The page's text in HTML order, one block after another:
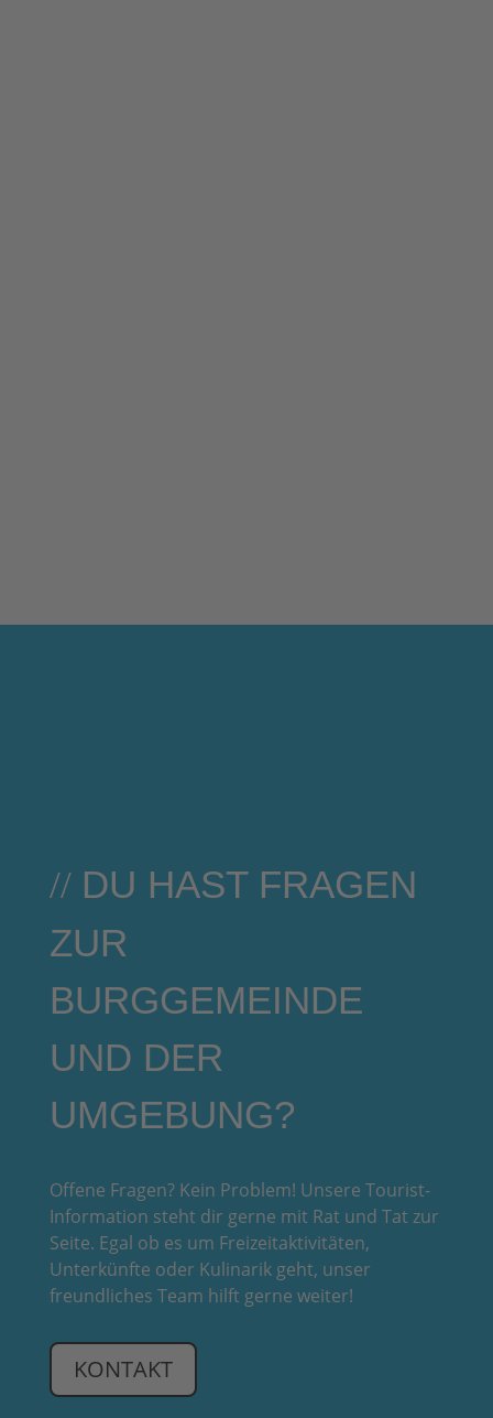
DU HAST FRAGEN
ZUR
BURGGEMEINDE
UND DER
UMGEBUNG?
Offene Fragen? Kein Problem! Unsere Tourist-
Information steht dir gerne mit Rat und Tat zur
Seite. Egal ob es um Freizeitaktivitäten,
Unterkünfte oder Kulinarik geht, unser
freundliches Team hilft gerne weiter!
KONTAKT